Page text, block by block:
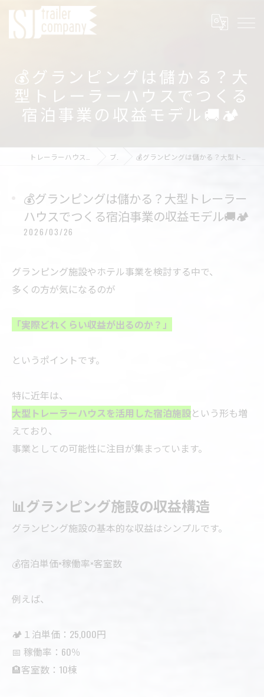
💰グランピングは儲かる？大
型トレーラーハウスでつくる
宿泊事業の収益モデル🚚🏕
ブログ 💰グランピングは儲かる？大型トレーラーハウスでつくる宿泊事業の収益モデル🚚🏕
💰グランピングは儲かる？大型トレーラー
ハウスでつくる宿泊事業の収益モデル🚚🏕
2026/03/26
グランピング施設やホテル事業を検討する中で、
多くの方が気になるのが
「実際どれくらい収益が出るのか？」
というポイントです。
特に近年は、
大型トレーラーハウスを活用した宿泊施設という形も増
えており、
事業としての可能性に注目が集まっています。
📊グランピング施設の収益構造
グランピング施設の基本的な収益はシンプルです。
💰宿泊単価×稼働率×客室数
例えば、
🏕１泊単価：25,000円
📅 稼働率：60％
🏨客室数：10棟